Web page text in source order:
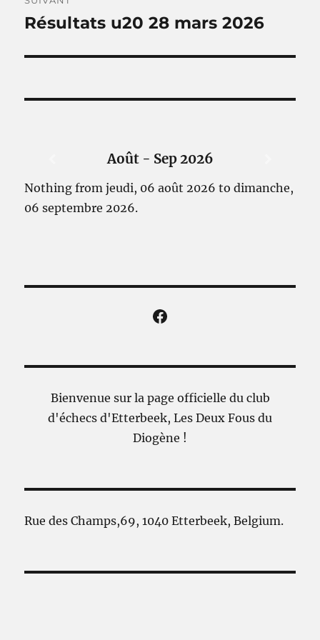
Article
Résultats u20 28 mars 2026
Août - Sep 2026
Nothing from jeudi, 06 août 2026 to dimanche,
06 septembre 2026.
Facebook
Bienvenue sur la page officielle du club
d'échecs d'Etterbeek, Les Deux Fous du
Diogène !
Rue des Champs,69, 1040 Etterbeek, Belgium.